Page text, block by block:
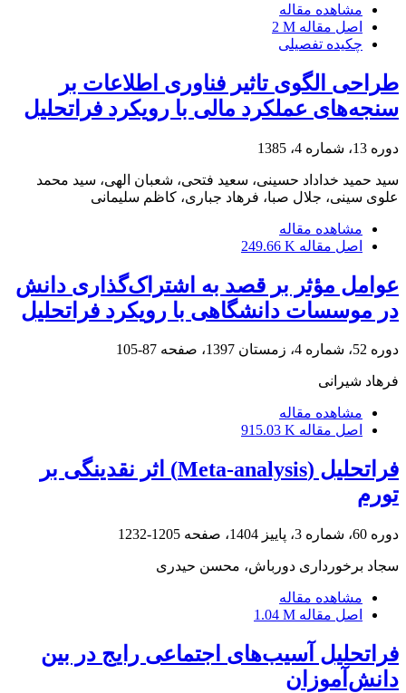
مشاهده مقاله
اصل مقاله 2 M
چکیده تفصیلی
طراحی الگوی تاثیر فناوری اطلاعات بر
سنجه‌های عملکرد مالی با رویکرد فراتحلیل
دوره 13، شماره 4، 1385
سید حمید خداداد حسینی، سعید فتحی، شعبان الهی، سید محمد
علوی سینی، جلال صبا، فرهاد جباری، کاظم سلیمانی
مشاهده مقاله
اصل مقاله 249.66 K
عوامل مؤثر بر قصد به اشتراک‌گذاری دانش
در موسسات دانشگاهی با رویکرد فراتحلیل
دوره 52، شماره 4، زمستان 1397، صفحه 87-105
فرهاد شیرانی
مشاهده مقاله
اصل مقاله 915.03 K
فراتحلیل (Meta-analysis) اثر نقدینگی بر
تورم
دوره 60، شماره 3، پاییز 1404، صفحه 1205-1232
سجاد برخورداری دورباش، محسن حیدری
مشاهده مقاله
اصل مقاله 1.04 M
فراتحلیل آسیب‌های اجتماعی رایج در بین
دانش‌آموزان